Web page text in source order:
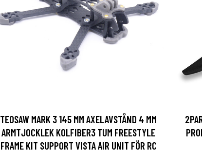
TEOSAW MARK 3 145 MM AXELAVSTÅND 4 MM
ARMTJOCKLEK KOLFIBER3 TUM FREESTYLE
FRAME KIT SUPPORT VISTA AIR UNIT FÖR RC